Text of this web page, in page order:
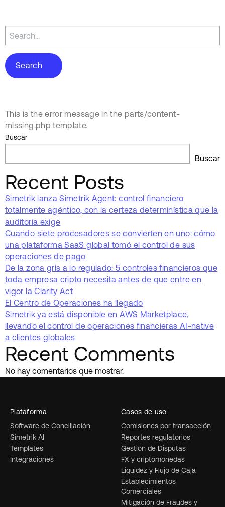
Search
for:
This is the error message in the parts/content-
missing.php template.
Buscar
Buscar
Recent Posts
Simetrik lanza Simetrik Agent: control financiero
totalmente agéntico, con la certeza determinística que la
auditoría exige
Cuando siete procesadores se convierten en uno: cómo
una plataforma SaaS global tomó el control de sus
operaciones de pago
De la zona gris a lo regulado: 5 controles financieros que
toda empresa cripto necesita antes de que entre en
vigor la Clarity Act
El Centro de Operaciones ha llegado
Simetrik ya está disponible en AWS Marketplace,
llevando el control de operaciones financieras AI-native
a clientes globales
Recent Comments
No hay comentarios que mostrar.
Plataforma
Software de Conciliación
Simetrik AI
Templates
Integraciones
Casos de uso
Comisiones por transacción
Reportes regulatorios
Gestión de Disputas
FX y criptomonedas
Liquidez y Flujo de Caja
Establecimientos
Comerciales
Mitigación de Fraudes y